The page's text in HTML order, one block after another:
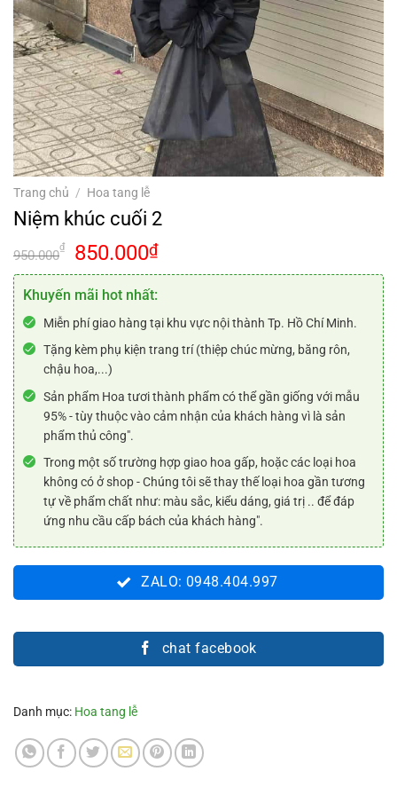
Trang chủ / Hoa tang lễ
Niệm khúc cuối 2
950.000
₫
Giá
gốc
là:
950.000₫.
850.000₫Giá
hiện
tại
là:
850.000₫.
Khuyến mãi hot nhất:
Miễn phí giao hàng tại khu vực nội thành Tp. Hồ Chí Minh.
Tặng kèm phụ kiện trang trí (thiệp chúc mừng, băng rôn,
chậu hoa,...)
Sản phẩm Hoa tươi thành phẩm có thể gần giống với mẫu
95% - tùy thuộc vào cảm nhận của khách hàng vì là sản
phẩm thủ công".
Trong một số trường hợp giao hoa gấp, hoặc các loại hoa
không có ở shop - Chúng tôi sẽ thay thế loại hoa gần tương
tự về phẩm chất như: màu sắc, kiểu dáng, giá trị .. để đáp
ứng nhu cầu cấp bách của khách hàng".
ZALO: 0948.404.997
chat facebook
Danh mục: Hoa tang lễ